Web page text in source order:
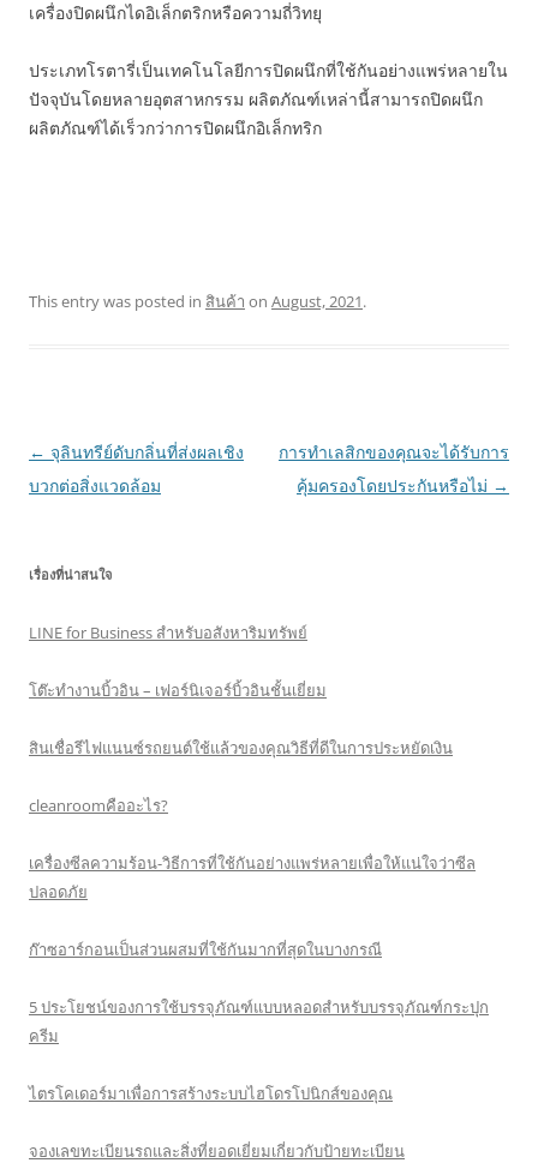
เครื่องปิดผนึกไดอิเล็กตริกหรือความถี่วิทยุ
ประเภทโรตารี่เป็นเทคโนโลยีการปิดผนึกที่ใช้กันอย่างแพร่หลายใน
ปัจจุบันโดยหลายอุตสาหกรรม ผลิตภัณฑ์เหล่านี้สามารถปิดผนึก
ผลิตภัณฑ์ได้เร็วกว่าการปิดผนึกอิเล็กทริก
This entry was posted in สินค้า on August, 2021.
Post
navigation
← จุลินทรีย์ดับกลิ่นที่ส่งผลเชิง
บวกต่อสิ่งแวดล้อม
การทำเลสิกของคุณจะได้รับการ
คุ้มครองโดยประกันหรือไม่ →
เรื่องที่น่าสนใจ
LINE for Business สำหรับอสังหาริมทรัพย์
โต๊ะทำงานบิ้วอิน – เฟอร์นิเจอร์บิ้วอินชั้นเยี่ยม
สินเชื่อรีไฟแนนซ์รถยนต์ใช้แล้วของคุณวิธีที่ดีในการประหยัดเงิน
cleanroomคืออะไร?
เครื่องซีลความร้อน-วิธีการที่ใช้กันอย่างแพร่หลายเพื่อให้แน่ใจว่าซีล
ปลอดภัย
ก๊าซอาร์กอนเป็นส่วนผสมที่ใช้กันมากที่สุดในบางกรณี
5 ประโยชน์ของการใช้บรรจุภัณฑ์แบบหลอดสำหรับบรรจุภัณฑ์กระปุก
ครีม
ไตรโคเดอร์มาเพื่อการสร้างระบบไฮโดรโปนิกส์ของคุณ
จองเลขทะเบียนรถและสิ่งที่ยอดเยี่ยมเกี่ยวกับป้ายทะเบียน